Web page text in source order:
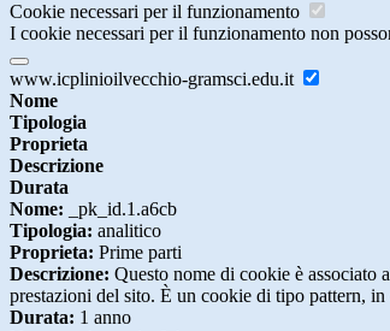
Cookie necessari per il funzionamento
I cookie necessari per il funzionamento non
www.icplinioilvecchio-gramsci.edu.it
Nome
Tipologia
Proprieta
Descrizione
Durata
Nome: _pk_id.1.a6cb
Tipologia: analitico
Proprieta: Prime parti
Descrizione: Questo nome di cookie è
prestazioni del sito. È un cookie di tipo pattern,
Durata: 1 anno